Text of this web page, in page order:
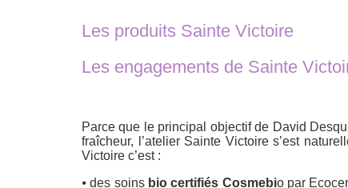
Les produits Sainte Victoire
Les engagements de Sainte
Parce que le principal objectif de David
fraîcheur, l’atelier Sainte Victoire s’est
Victoire c’est :
⦁ des soins bio certifiés Cosmebio par